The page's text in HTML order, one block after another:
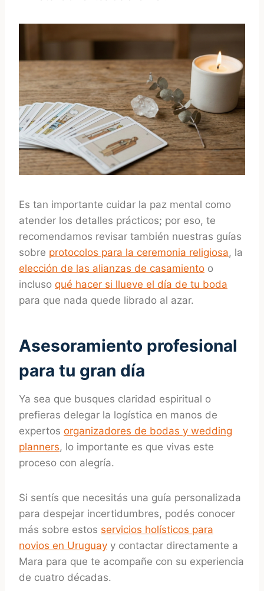
Es tan importante cuidar la paz mental como
atender los detalles prácticos; por eso, te
recomendamos revisar también nuestras guías
sobre protocolos para la ceremonia religiosa, la
elección de las alianzas de casamiento o
incluso qué hacer si llueve el día de tu boda
para que nada quede librado al azar.
Asesoramiento profesional
para tu gran día
Ya sea que busques claridad espiritual o
prefieras delegar la logística en manos de
expertos organizadores de bodas y wedding
planners, lo importante es que vivas este
proceso con alegría.
Si sentís que necesitás una guía personalizada
para despejar incertidumbres, podés conocer
más sobre estos servicios holísticos para
novios en Uruguay y contactar directamente a
Mara para que te acompañe con su experiencia
de cuatro décadas.